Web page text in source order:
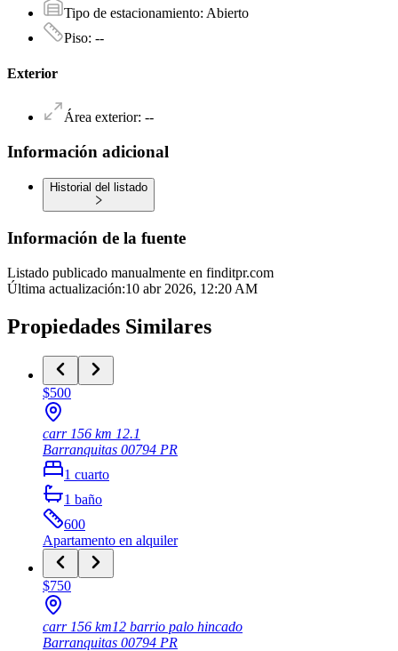
Tipo de estacionamiento: Abierto
Piso: --
Exterior
Área exterior: --
Información adicional
Historial del listado
Información de la fuente
Listado publicado manualmente en finditpr.com
Última actualización:10 abr 2026, 12:20 AM
Propiedades Similares
$500
carr 156 km 12.1
Barranquitas 00794 PR
1 cuarto
1 baño
600
Apartamento en alquiler
$750
carr 156 km12 barrio palo hincado
Barranquitas 00794 PR